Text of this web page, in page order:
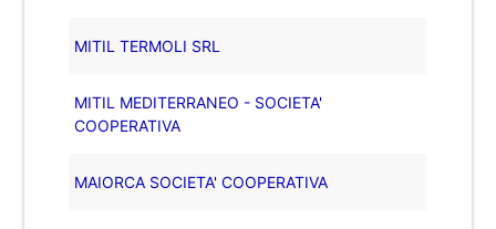
MITIL TERMOLI SRL
MITIL MEDITERRANEO - SOCIETA'
COOPERATIVA
MAIORCA SOCIETA' COOPERATIVA